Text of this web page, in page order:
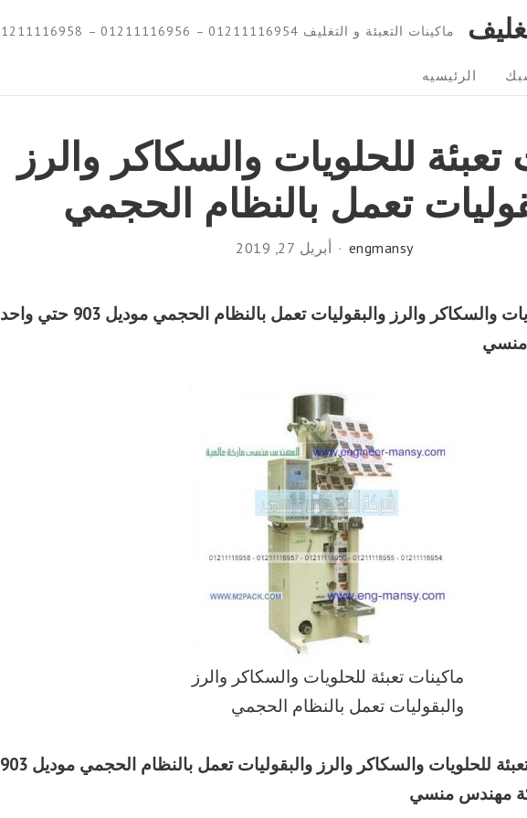
ماكينات التعبئة و التغليف 01211116954 – 01211116956 – 01211116958
الرئيسيه
تعبئة للحلويات والسكاكر والرز
تعمل بالنظام الحجمي
engmansy أبريل 27, 2019
ماكينات تعبئة للحلويات والسكاكر والرز والبقوليات تعمل بالنظام الحجمي موديل 903 حتي واحد
منسي
ماكينات تعبئة للحلويات والسكاكر والرز
والبقوليات تعمل بالنظام الحجمي
مواصفات ماكينات تعبئة للحلويات والسكاكر والرز والبقوليات تعمل بالنظام الحجمي موديل 903
مهندس منسي